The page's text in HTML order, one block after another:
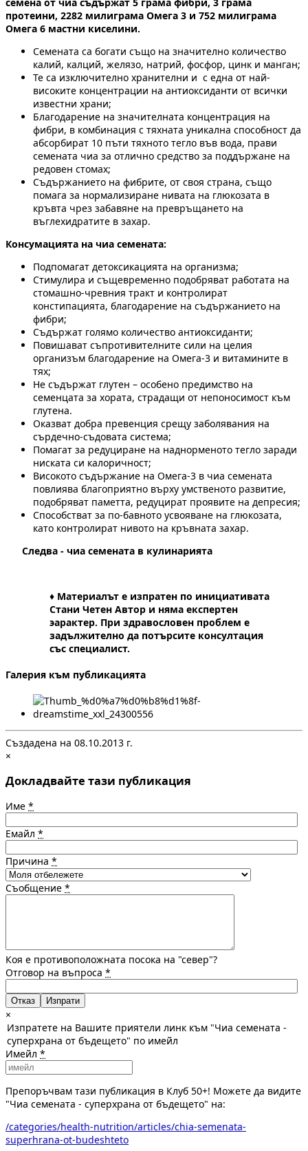
семена от чиа съдържат 5 грама фибри, 3 грама
протеини, 2282 милиграма Омега 3 и 752 милиграма
Омега 6 мастни киселини.
Семената са богати също на значително количество
калий, калций, желязо, натрий, фосфор, цинк и манган;
Те са изключително хранителни и с една от най-
високите концентрации на антиоксиданти от всички
известни храни;
Благодарение на значителната концентрация на
фибри, в комбинация с тяхната уникална способност да
абсорбират 10 пъти тяхното тегло във вода, прави
семената чиа за отлично средство за поддържане на
редовен стомах;
Съдържанието на фибрите, от своя страна, също
помага за нормализиране нивата на глюкозата в
кръвта чрез забавяне на превръщането на
въглехидратите в захар.
Консумацията на чиа семената:
Подпомагат детоксикацията на организма;
Стимулира и същевременно подобряват работата на
стомашно-чревния тракт и контролират
констипацията, благодарение на съдържанието на
фибри;
Съдържат голямо количество антиоксиданти;
Повишават съпротивителните сили на целия
организъм благодарение на Омега-3 и витамините в
тях;
Не съдържат глутен – особено предимство на
семенцата за хората, страдащи от непоносимост към
глутена.
Оказват добра превенция срещу заболявания на
сърдечно-съдовата система;
Помагат за редуциране на наднорменото тегло заради
ниската си калоричност;
Високото съдържание на Омега-3 в чиа семената
повлиява благоприятно върху умственото развитие,
подобряват паметта, редуцират проявите на депресия;
Способстват за по-бавното усвояване на глюкозата,
като контролират нивото на кръвната захар.
Следва - чиа семената в кулинарията
♦ Материалът е изпратен по инициативата
Стани Четен Автор и няма експертен
эарактер. При здравословен проблем е
задължително да потърсите консултация
със специалист.
Галерия към публикацията
Създадена на 08.10.2013 г.
×
Докладвайте тази публикация
Име *
Емайл *
Причина *
Съобщение *
Коя е противоположната посока на "север"?
Отговор на въпроса *
Отказ
×
Изпратете на Вашите приятели линк към "Чиа семената -
суперхрана от бъдещето" по имейл
Имейл *
Препоръчвам тази публикация в Клуб 50+! Можете да видите
"Чиа семената - суперхрана от бъдещето" на:
/categories/health-nutrition/articles/chia-semenata-
superhrana-ot-budeshteto